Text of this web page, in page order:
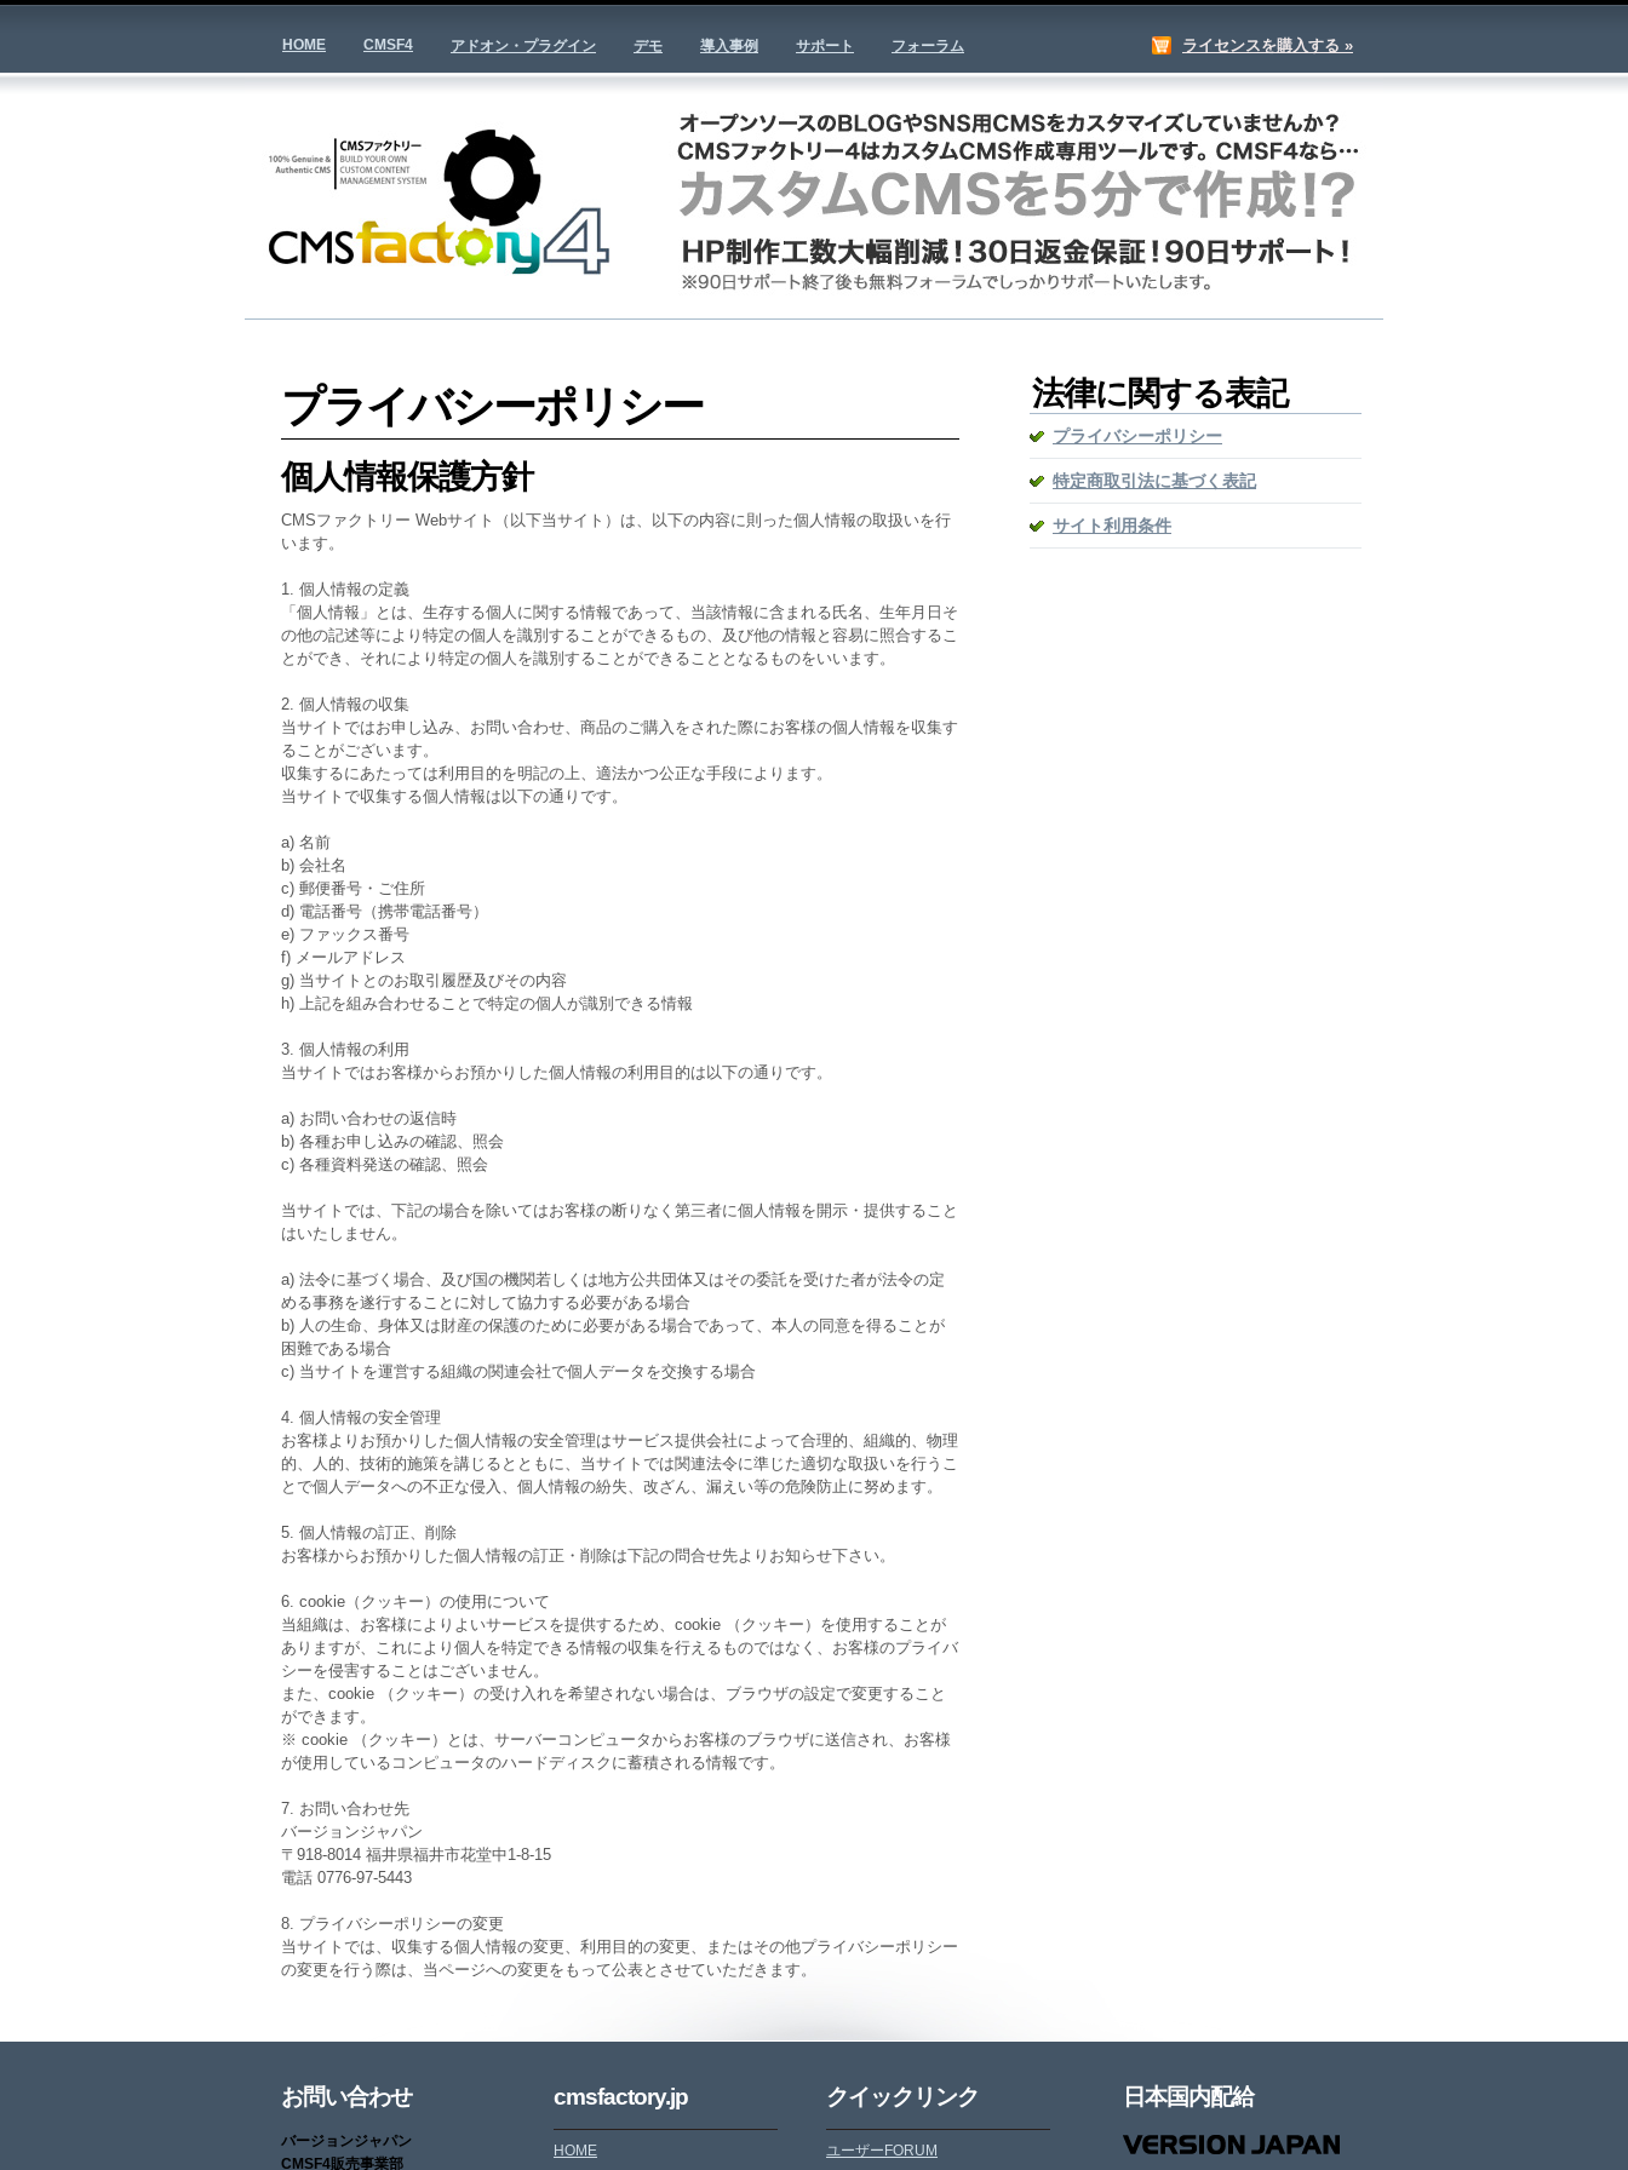
HOME CMSF4 アドオン・プラグイン デモ 導入事例 サポート フォーラム ライセンスを購入する »
プライバシーポリシー
個人情報保護方針
CMSファクトリー Webサイト（以下当サイト）は、以下の内容に則った個人情報の取扱いを行
います。
1. 個人情報の定義
「個人情報」とは、生存する個人に関する情報であって、当該情報に含まれる氏名、生年月日そ
の他の記述等により特定の個人を識別することができるもの、及び他の情報と容易に照合するこ
とができ、それにより特定の個人を識別することができることとなるものをいいます。
2. 個人情報の収集
当サイトではお申し込み、お問い合わせ、商品のご購入をされた際にお客様の個人情報を収集す
ることがございます。
収集するにあたっては利用目的を明記の上、適法かつ公正な手段によります。
当サイトで収集する個人情報は以下の通りです。
a) 名前
b) 会社名
c) 郵便番号・ご住所
d) 電話番号（携帯電話番号）
e) ファックス番号
f) メールアドレス
g) 当サイトとのお取引履歴及びその内容
h) 上記を組み合わせることで特定の個人が識別できる情報
3. 個人情報の利用
当サイトではお客様からお預かりした個人情報の利用目的は以下の通りです。
a) お問い合わせの返信時
b) 各種お申し込みの確認、照会
c) 各種資料発送の確認、照会
当サイトでは、下記の場合を除いてはお客様の断りなく第三者に個人情報を開示・提供すること
はいたしません。
a) 法令に基づく場合、及び国の機関若しくは地方公共団体又はその委託を受けた者が法令の定
める事務を遂行することに対して協力する必要がある場合
b) 人の生命、身体又は財産の保護のために必要がある場合であって、本人の同意を得ることが
困難である場合
c) 当サイトを運営する組織の関連会社で個人データを交換する場合
4. 個人情報の安全管理
お客様よりお預かりした個人情報の安全管理はサービス提供会社によって合理的、組織的、物理
的、人的、技術的施策を講じるとともに、当サイトでは関連法令に準じた適切な取扱いを行うこ
とで個人データへの不正な侵入、個人情報の紛失、改ざん、漏えい等の危険防止に努めます。
5. 個人情報の訂正、削除
お客様からお預かりした個人情報の訂正・削除は下記の問合せ先よりお知らせ下さい。
6. cookie（クッキー）の使用について
当組織は、お客様によりよいサービスを提供するため、cookie （クッキー）を使用することが
ありますが、これにより個人を特定できる情報の収集を行えるものではなく、お客様のプライバ
シーを侵害することはございません。
また、cookie （クッキー）の受け入れを希望されない場合は、ブラウザの設定で変更すること
ができます。
※ cookie （クッキー）とは、サーバーコンピュータからお客様のブラウザに送信され、お客様
が使用しているコンピュータのハードディスクに蓄積される情報です。
7. お問い合わせ先
バージョンジャパン
〒918-8014 福井県福井市花堂中1-8-15
電話 0776-97-5443
8. プライバシーポリシーの変更
当サイトでは、収集する個人情報の変更、利用目的の変更、またはその他プライバシーポリシー
の変更を行う際は、当ページへの変更をもって公表とさせていただきます。
法律に関する表記
プライバシーポリシー
特定商取引法に基づく表記
サイト利用条件
お問い合わせ
バージョンジャパン
CMSF4販売事業部
cmsfactory.jp
HOME
クイックリンク
ユーザーFORUM
日本国内配給